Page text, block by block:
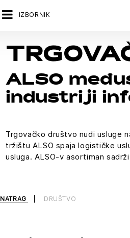
IZBORNIK
ALSO
industriji
Trgovačko društvo nudi usluge
tržištu ALSO spaja logističke
usluga. ALSO-v asortiman
NATRAG DRUŠTVO